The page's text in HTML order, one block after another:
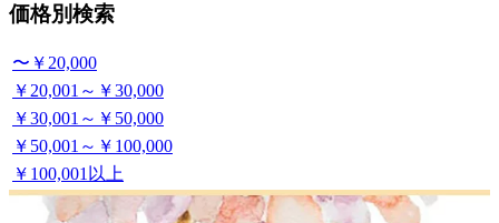
価格別検索
〜￥20,000
￥20,001～￥30,000
￥30,001～￥50,000
￥50,001～￥100,000
￥100,001以上